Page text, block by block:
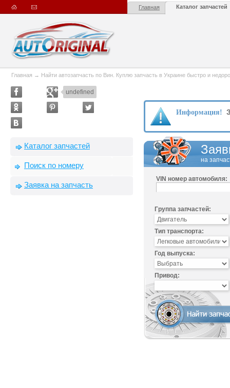
Главная Каталог запчастей
Главная → Найти автозапчасть по Вин. Куплю запчасть в Украине быстро и
undefined
Каталог запчастей
Поиск по номеру
Заявка на запчасть
Информация!
на
VIN номер автомобиля:
Группа запчастей:
Тип транспорта:
Год выпуска:
Привод: